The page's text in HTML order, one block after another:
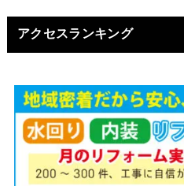
アクセスランキング